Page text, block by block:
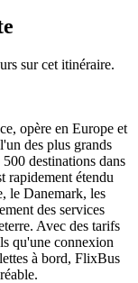
sur cet itinéraire.
opère en Europe et
des plus grands
destinations dans
rapidement étendu
le Danemark, les
des services
Avec des tarifs
qu'une connexion
à bord, FlixBus